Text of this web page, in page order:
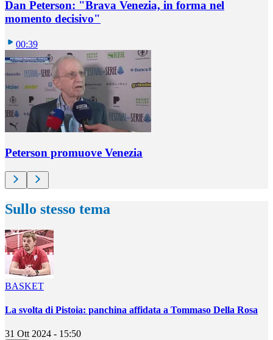
Dan Peterson: "Brava Venezia, in forma nel
momento decisivo"
00:39
Peterson promuove Venezia
Sullo stesso tema
BASKET
La svolta di Pistoia: panchina affidata a Tommaso Della Rosa
31 Ott 2024 - 15:50